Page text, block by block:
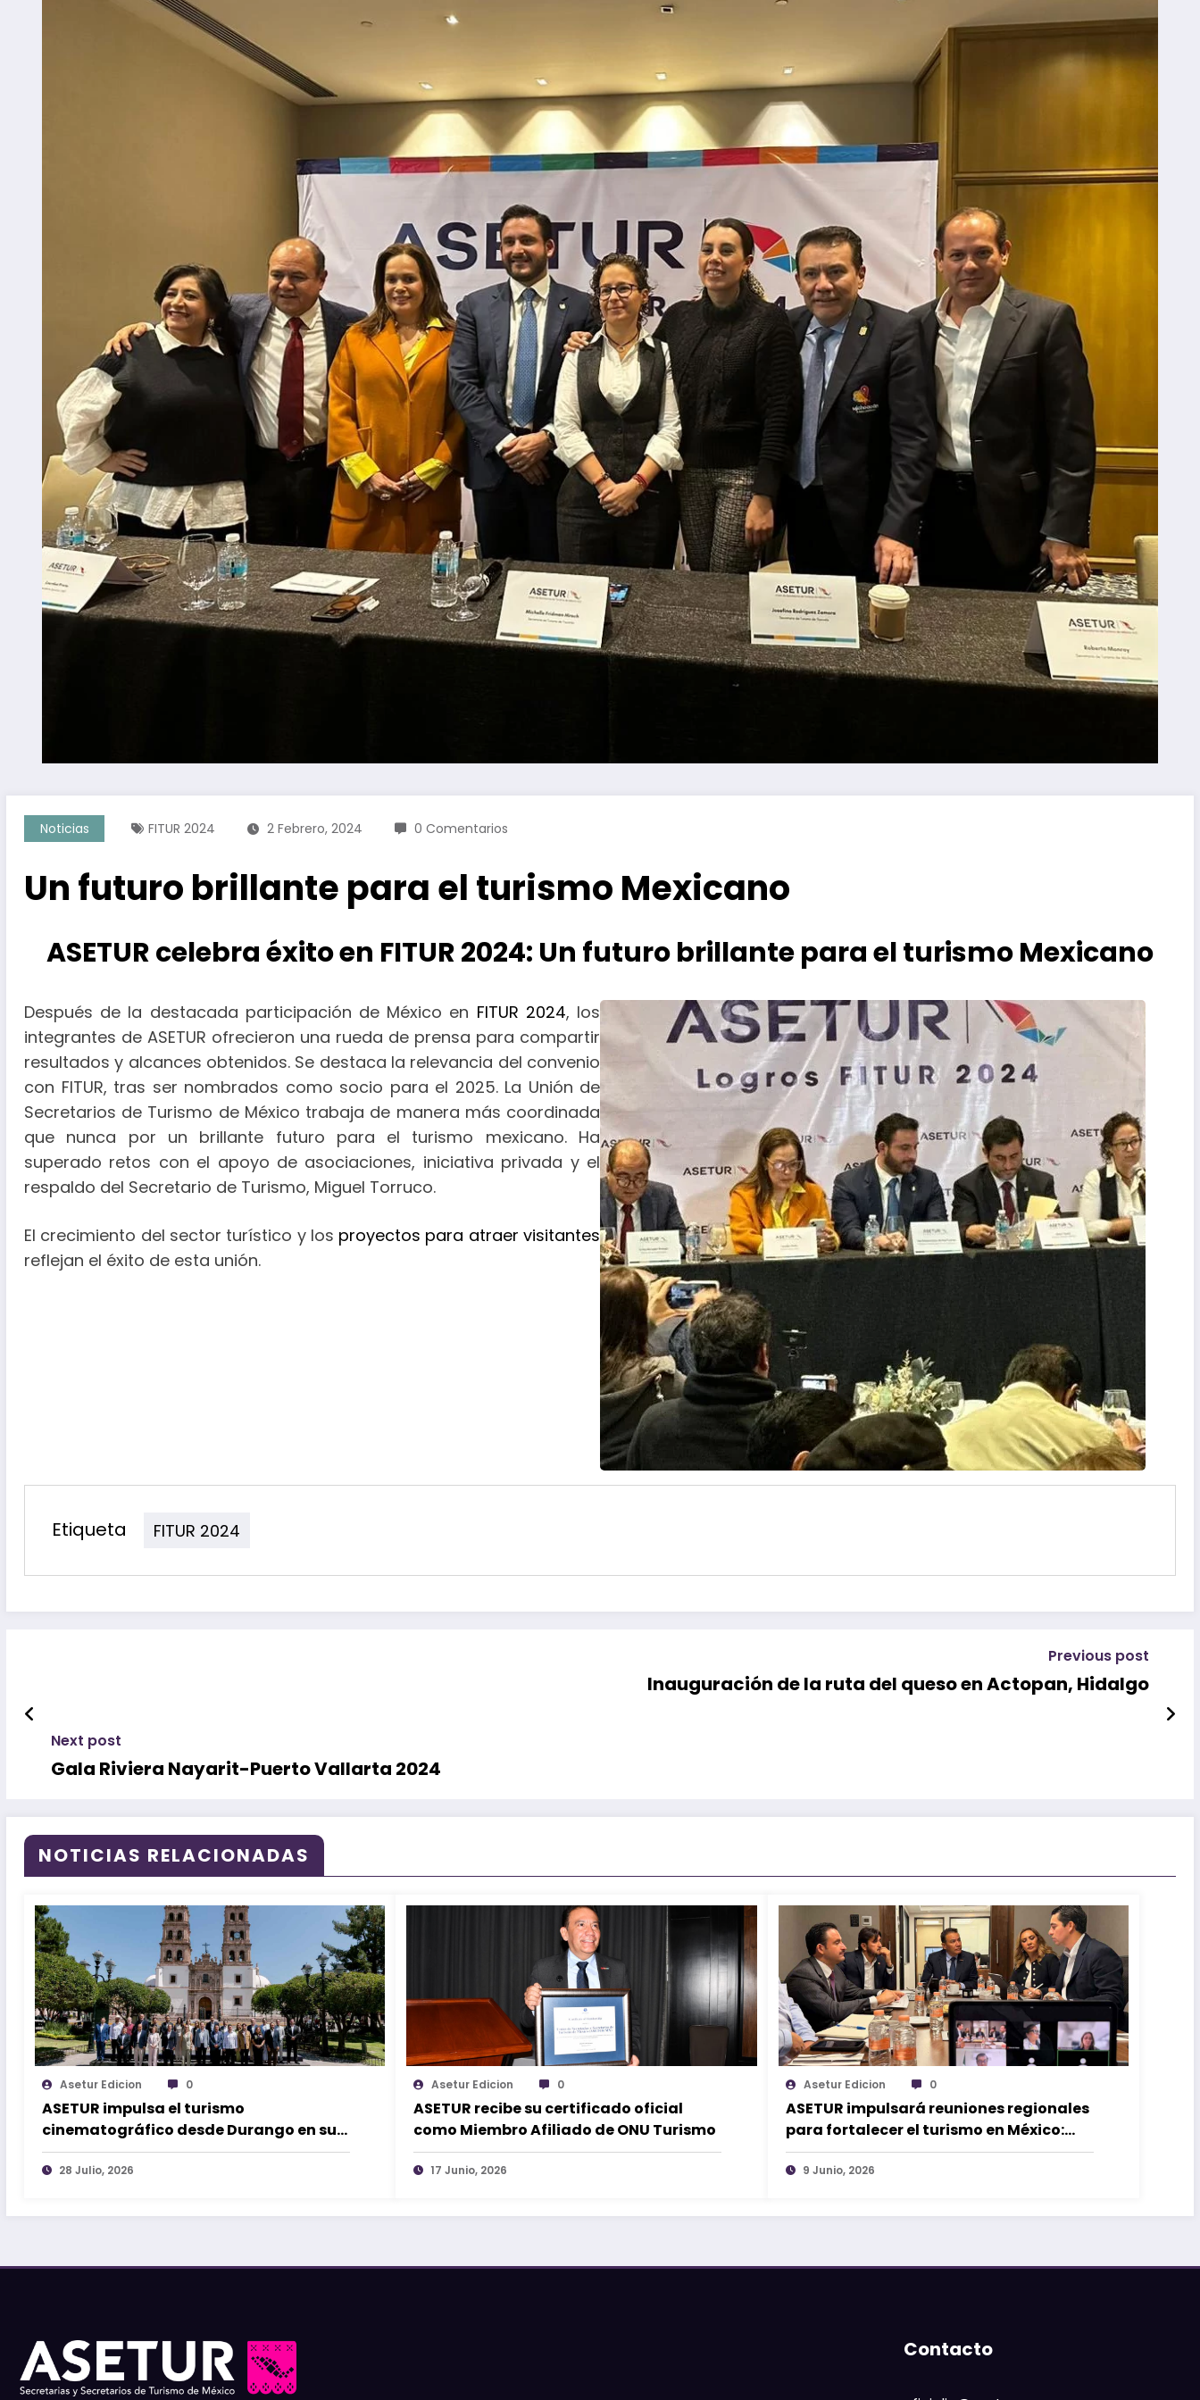
Noticias FITUR 2024 2 Febrero, 2024 0 Comentarios
Un futuro brillante para el turismo Mexicano
ASETUR celebra éxito en FITUR 2024: Un futuro brillante para el turismo Mexicano
Después de la destacada participación de México en FITUR 2024, los
integrantes de ASETUR ofrecieron una rueda de prensa para compartir
resultados y alcances obtenidos. Se destaca la relevancia del convenio
con FITUR, tras ser nombrados como socio para el 2025. La Unión de
Secretarios de Turismo de México trabaja de manera más coordinada
que nunca por un brillante futuro para el turismo mexicano. Ha
superado retos con el apoyo de asociaciones, iniciativa privada y el
respaldo del Secretario de Turismo, Miguel Torruco.
El crecimiento del sector turístico y los proyectos para atraer visitantes
reflejan el éxito de esta unión.
Etiqueta FITUR 2024
Previous post
Inauguración de la ruta del queso en Actopan, Hidalgo
Next post
Gala Riviera Nayarit-Puerto Vallarta 2024
NOTICIAS RELACIONADAS
Asetur Edicion 0
ASETUR impulsa el turismo
cinematográfico desde Durango en su
70ª Asamblea
28 Julio, 2026
Asetur Edicion 0
ASETUR recibe su certificado oficial
como Miembro Afiliado de ONU Turismo
17 Junio, 2026
Asetur Edicion 0
ASETUR impulsará reuniones regionales
para fortalecer el turismo en México:
Roberto Monroy
9 Junio, 2026
Contacto